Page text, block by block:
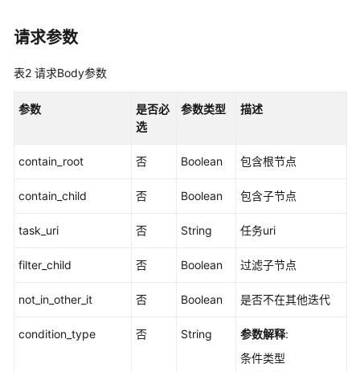
佳
实
践
API
用
必
概
请求参数
表2 请求Body参数
参数
是否必
选
参数类型 描述
contain_root 否 Boolean 包含根节点
contain_child 否 Boolean 包含子节点
task_uri 否 String 任务uri
filter_child 否 Boolean 过滤子节点
not_in_other_it 否 Boolean 是否不在其他迭代
condition_type 否 String 参数解释:
条件类型